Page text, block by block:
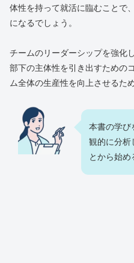
体性を持って就活に臨むことで
になるでしょう。
チームのリーダーシップを強化
部下の主体性を引き出すための
ム全体の生産性を向上させるた
本書の学び
観的に分析
とから始め